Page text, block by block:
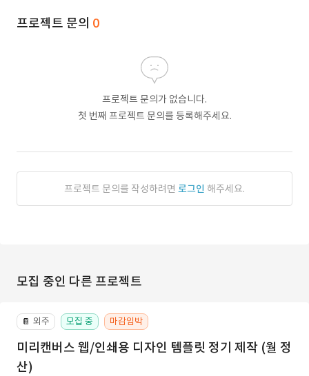
프로젝트 문의 0
프로젝트 문의가 없습니다.
첫 번째 프로젝트 문의를 등록해주세요.
프로젝트 문의를 작성하려면 로그인 해주세요.
모집 중인 다른 프로젝트
📔 외주 모집 중 마감임박
미리캔버스 웹/인쇄용 디자인 템플릿 정기 제작 (월 정
산)